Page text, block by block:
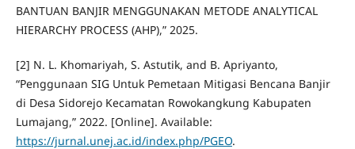
BANTUAN BANJIR MENGGUNAKAN METODE ANALYTICAL
HIERARCHY PROCESS (AHP),” 2025.
[2] N. L. Khomariyah, S. Astutik, and B. Apriyanto,
“Penggunaan SIG Untuk Pemetaan Mitigasi Bencana Banjir
di Desa Sidorejo Kecamatan Rowokangkung Kabupaten
Lumajang,” 2022. [Online]. Available:
https://jurnal.unej.ac.id/index.php/PGEO.